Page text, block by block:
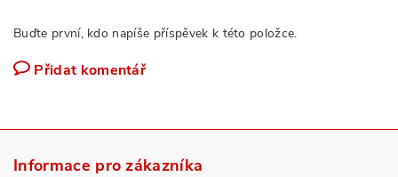
Buďte první, kdo napíše příspěvek k této položce.
Přidat komentář
Informace pro zákazníka